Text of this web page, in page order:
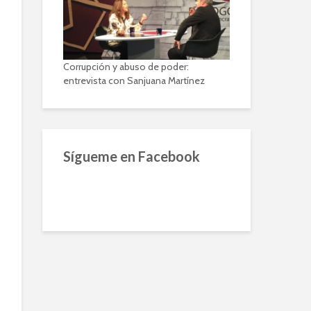
Corrupción y abuso de poder:
entrevista con Sanjuana Martínez
Sígueme en Facebook